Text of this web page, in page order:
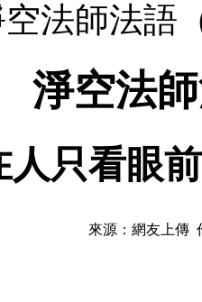
法師法語
淨空法
人只看眼
來源：網友上傳